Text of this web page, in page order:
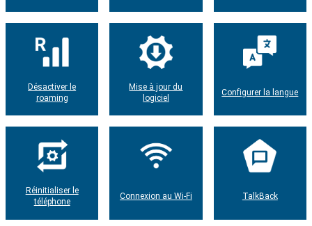
Désactiver le
roaming
Mise à jour du
logiciel
Configurer la langue
Réinitialiser le
téléphone
Connexion au Wi-Fi TalkBack